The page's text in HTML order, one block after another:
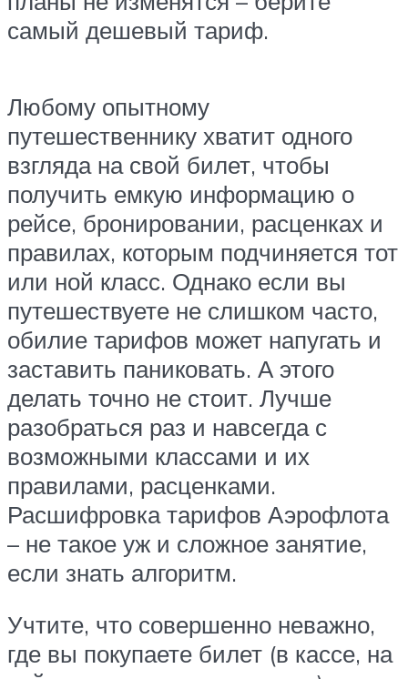
самый дешевый тариф.
Любому опытному
путешественнику хватит одного
взгляда на свой билет, чтобы
получить емкую информацию о
рейсе, бронировании, расценках и
правилах, которым подчиняется тот
или ной класс. Однако если вы
путешествуете не слишком часто,
обилие тарифов может напугать и
заставить паниковать. А этого
делать точно не стоит. Лучше
разобраться раз и навсегда с
возможными классами и их
правилами, расценками.
Расшифровка тарифов Аэрофлота
– не такое уж и сложное занятие,
если знать алгоритм.
Учтите, что совершенно неважно,
где вы покупаете билет (в кассе, на